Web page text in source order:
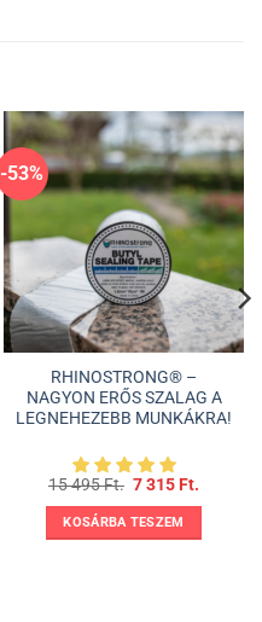
-53%
RHINOSTRONG® –
NAGYON ERŐS SZALAG A
LEGNEHEZEBB MUNKÁKRA!
15 495Ft. Original
was:
15
495 Ft..
7 315 Ft.
315 Ft..
KOSÁRBA TESZEM